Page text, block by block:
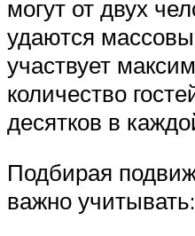
могут от двух
удаются
участвует
количество
десятков в
Подбирая
важно учитывать: